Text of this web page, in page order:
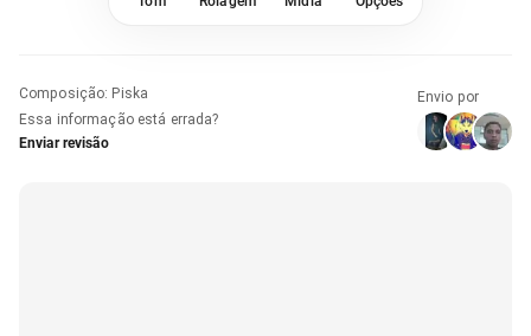
Composição: Piska
Essa informação está errada?
Enviar revisão
Envio por